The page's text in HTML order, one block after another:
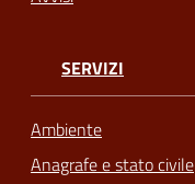
SERVIZI
Ambiente
Anagrafe e stato civile